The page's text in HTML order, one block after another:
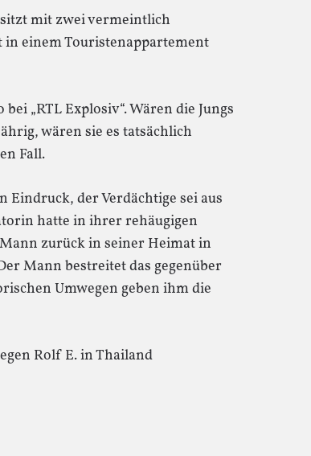
mit zwei vermeintlich
einem Touristenappartement
„RTL Explosiv“. Wären die Jungs
wären sie es tatsächlich
Fall.
Eindruck, der Verdächtige sei aus
hatte in ihrer rehäugigen
zurück in seiner Heimat in
Mann bestreitet das gegenüber
Umwegen geben ihm die
Rolf E. in Thailand